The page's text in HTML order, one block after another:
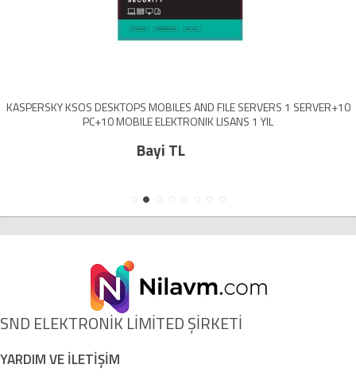
KASPERSKY KSOS DESKTOPS MOBILES AND FILE SERVERS 1 SERVER+10
PC+10 MOBILE ELEKTRONIK LISANS 1 YIL
Bayi TL
SND ELEKTRONİK LİMİTED ŞİRKETİ
YARDIM VE İLETİŞİM